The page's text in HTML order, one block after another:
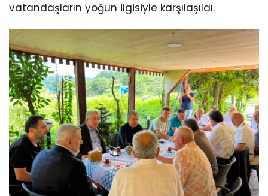
vatandaşların yoğun ilgisiyle karşılaşıldı.